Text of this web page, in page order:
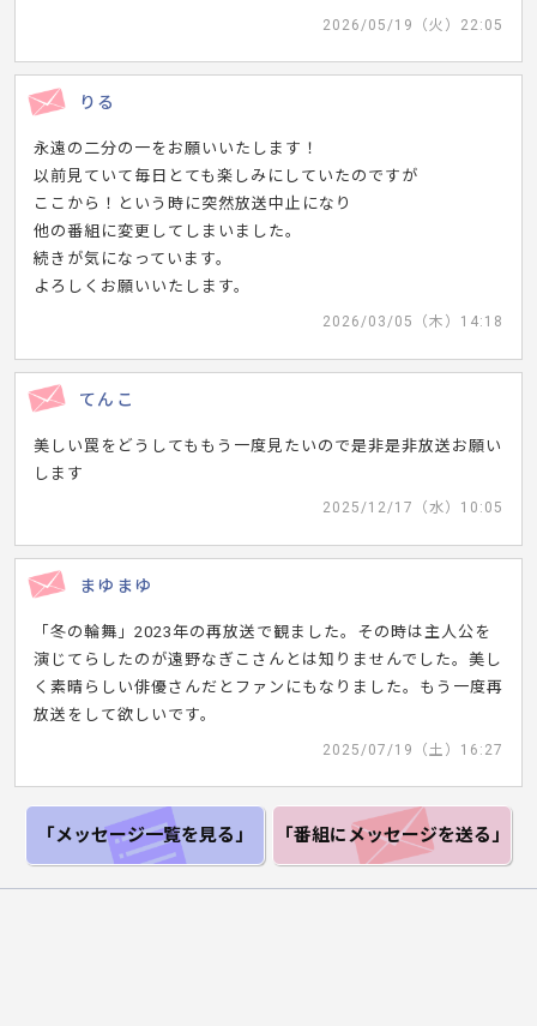
2026/05/19（火）22:05
りる
永遠の二分の一をお願いいたします！
以前見ていて毎日とても楽しみにしていたのですが
ここから！という時に突然放送中止になり
他の番組に変更してしまいました。
続きが気になっています。
よろしくお願いいたします。
2026/03/05（木）14:18
てんこ
美しい罠をどうしてももう一度見たいので是非是非放送お願い
します
2025/12/17（水）10:05
まゆまゆ
「冬の輪舞」2023年の再放送で観ました。その時は主人公を
演じてらしたのが遠野なぎこさんとは知りませんでした。美し
く素晴らしい俳優さんだとファンにもなりました。もう一度再
放送をして欲しいです。
2025/07/19（土）16:27
「メッセージ一覧を見る」 「番組にメッセージを送る」